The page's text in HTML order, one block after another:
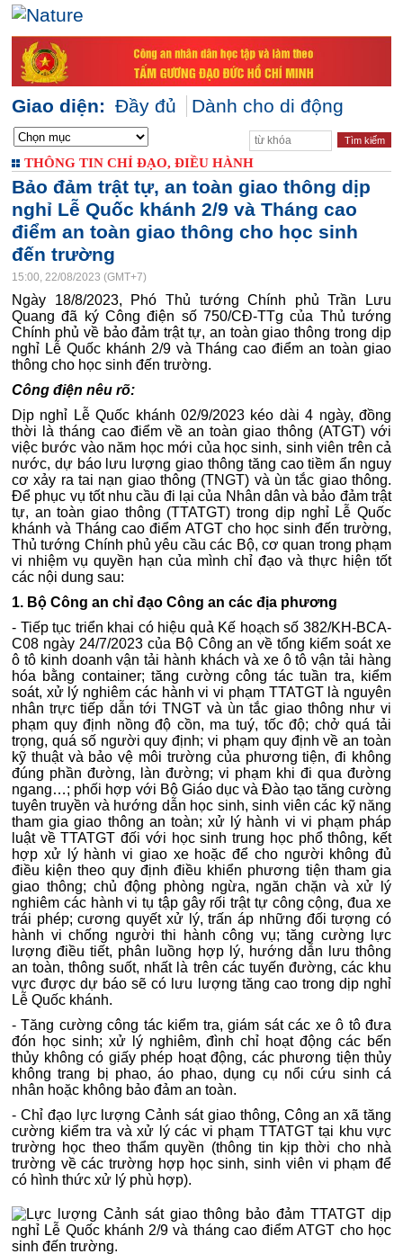
Giao diện: Đầy đủ Dành cho di động
THÔNG TIN CHỈ ĐẠO, ĐIỀU HÀNH
Bảo đảm trật tự, an toàn giao thông dịp
nghỉ Lễ Quốc khánh 2/9 và Tháng cao
điểm an toàn giao thông cho học sinh
đến trường
15:00, 22/08/2023 (GMT+7)
Ngày 18/8/2023, Phó Thủ tướng Chính phủ Trần Lưu
Quang đã ký Công điện số 750/CĐ-TTg của Thủ tướng
Chính phủ về bảo đảm trật tự, an toàn giao thông trong dịp
nghỉ Lễ Quốc khánh 2/9 và Tháng cao điểm an toàn giao
thông cho học sinh đến trường.
Công điện nêu rõ:
Dịp nghỉ Lễ Quốc khánh 02/9/2023 kéo dài 4 ngày, đồng
thời là tháng cao điểm về an toàn giao thông (ATGT) với
việc bước vào năm học mới của học sinh, sinh viên trên cả
nước, dự báo lưu lượng giao thông tăng cao tiềm ẩn nguy
cơ xảy ra tai nạn giao thông (TNGT) và ùn tắc giao thông.
Để phục vụ tốt nhu cầu đi lại của Nhân dân và bảo đảm trật
tự, an toàn giao thông (TTATGT) trong dịp nghỉ Lễ Quốc
khánh và Tháng cao điểm ATGT cho học sinh đến trường,
Thủ tướng Chính phủ yêu cầu các Bộ, cơ quan trong phạm
vi nhiệm vụ quyền hạn của mình chỉ đạo và thực hiện tốt
các nội dung sau:
1. Bộ Công an chỉ đạo Công an các địa phương
- Tiếp tục triển khai có hiệu quả Kế hoạch số 382/KH-BCA-
C08 ngày 24/7/2023 của Bộ Công an về tổng kiểm soát xe
ô tô kinh doanh vận tải hành khách và xe ô tô vận tải hàng
hóa bằng container; tăng cường công tác tuần tra, kiểm
soát, xử lý nghiêm các hành vi vi phạm TTATGT là nguyên
nhân trực tiếp dẫn tới TNGT và ùn tắc giao thông như vi
phạm quy định nồng độ cồn, ma tuý, tốc độ; chở quá tải
trọng, quá số người quy định; vi phạm quy định về an toàn
kỹ thuật và bảo vệ môi trường của phương tiện, đi không
đúng phần đường, làn đường; vi phạm khi đi qua đường
ngang…; phối hợp với Bộ Giáo dục và Đào tạo tăng cường
tuyên truyền và hướng dẫn học sinh, sinh viên các kỹ năng
tham gia giao thông an toàn; xử lý hành vi vi phạm pháp
luật về TTATGT đối với học sinh trung học phổ thông, kết
hợp xử lý hành vi giao xe hoặc để cho người không đủ
điều kiện theo quy định điều khiển phương tiện tham gia
giao thông; chủ động phòng ngừa, ngăn chặn và xử lý
nghiêm các hành vi tụ tập gây rối trật tự công cộng, đua xe
trái phép; cương quyết xử lý, trấn áp những đối tượng có
hành vi chống người thi hành công vụ; tăng cường lực
lượng điều tiết, phân luồng hợp lý, hướng dẫn lưu thông
an toàn, thông suốt, nhất là trên các tuyến đường, các khu
vực được dự báo sẽ có lưu lượng tăng cao trong dịp nghỉ
Lễ Quốc khánh.
- Tăng cường công tác kiểm tra, giám sát các xe ô tô đưa
đón học sinh; xử lý nghiêm, đình chỉ hoạt động các bến
thủy không có giấy phép hoạt động, các phương tiện thủy
không trang bị phao, áo phao, dụng cụ nổi cứu sinh cá
nhân hoặc không bảo đảm an toàn.
- Chỉ đạo lực lượng Cảnh sát giao thông, Công an xã tăng
cường kiểm tra và xử lý các vi phạm TTATGT tại khu vực
trường học theo thẩm quyền (thông tin kịp thời cho nhà
trường về các trường hợp học sinh, sinh viên vi phạm để
có hình thức xử lý phù hợp).